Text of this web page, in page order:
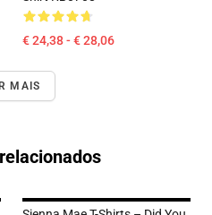
€ 24,38 - € 28,06
MAIS